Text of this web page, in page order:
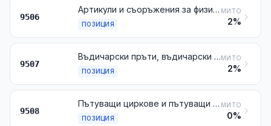
9506
Артикули и съоръжения за физическа култура, гимнастика, атлетика, други видове спорт (включително тенис на маса) или игри на открито, неупоменати, нито включени другаде в настоящата глава; басейни и детски басейни
ПОЗИЦИЯ
МИТО
2%
9507
Въдичарски пръти, въдичарски кукички и други артикули за риболов с въдица; кепчета за всякаква употреба; примамки (различни от тези от № 9208 или 9705) и подобни артикули за лов
ПОЗИЦИЯ
МИТО
2%
9508
Пътуващи циркове и пътуващи менажерии; атракциони в увеселителни паркове и атракциони във водни паркове; панаирни атракции, включително стрелбища; пътуващи театри
ПОЗИЦИЯ
МИТО
0%